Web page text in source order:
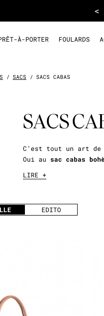
À-PORTER FOULARDS
SACS SACS CABAS
SACS
C’est tout un art
Oui au sac cabas
Tropiques dans mon
ville avec un
l’on se pose. On
Même votre
LIRE +
EDITO